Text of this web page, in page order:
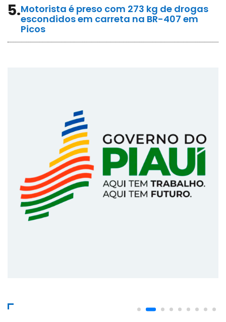
5.Motorista é preso com 273 kg de drogas
escondidos em carreta na BR-407 em
Picos